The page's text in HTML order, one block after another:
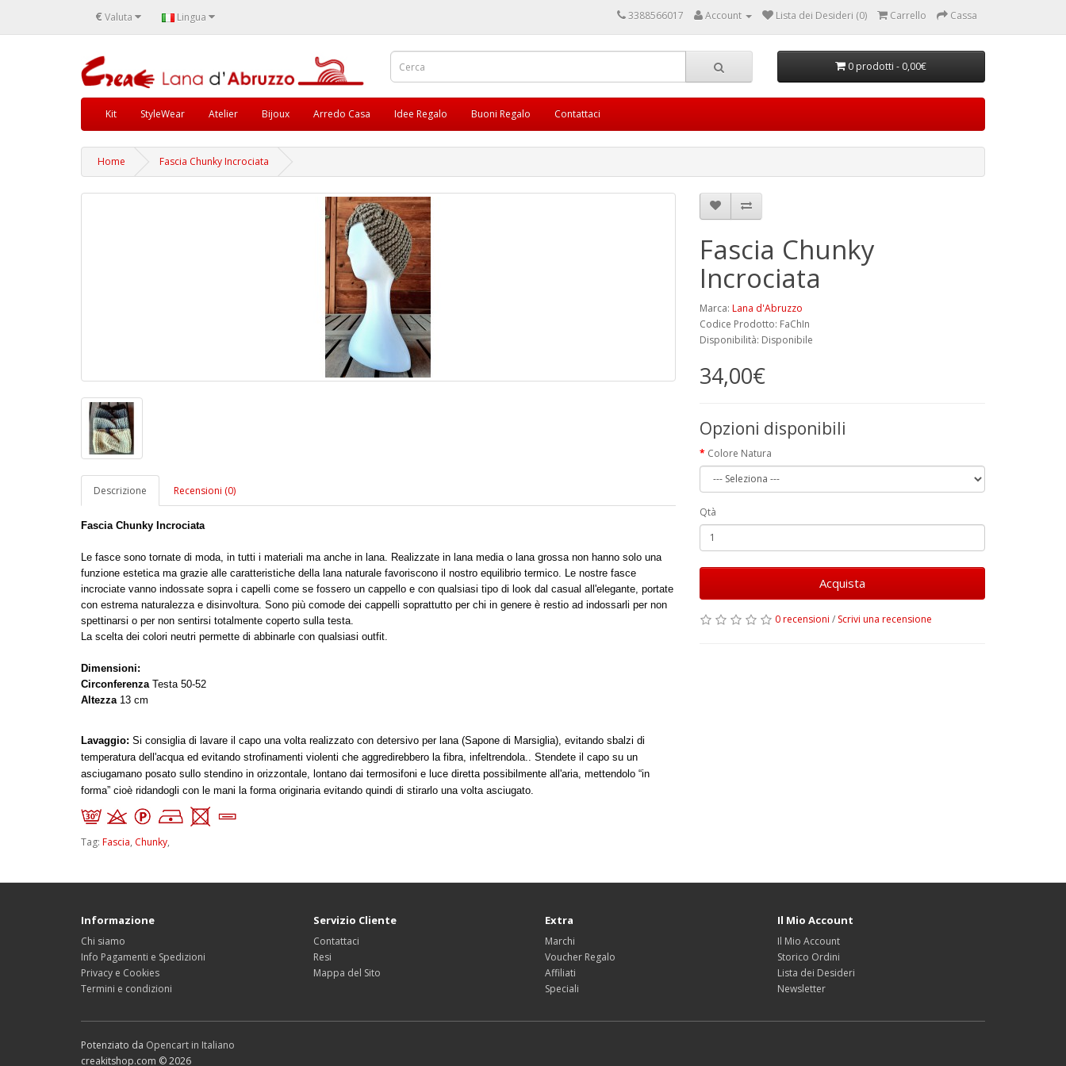
€ Valuta Lingua 3388566017 Account Lista dei Desideri (0) Carrello Cassa
0 prodotti - 0,00€
Kit StyleWear Atelier Bijoux Arredo Casa Idee Regalo Buoni Regalo Contattaci
Home Fascia Chunky Incrociata
Descrizione Recensioni (0)
Fascia Chunky Incrociata
Le fasce sono tornate di moda, in tutti i materiali ma anche in lana. Realizzate in lana media o lana grossa non hanno solo una
funzione estetica ma grazie alle caratteristiche della lana naturale favoriscono il nostro equilibrio termico. Le nostre fasce
incrociate vanno indossate sopra i capelli come se fossero un cappello e con qualsiasi tipo di look dal casual all'elegante, portate
con estrema naturalezza e disinvoltura. Sono più comode dei cappelli soprattutto per chi in genere è restio ad indossarli per non
spettinarsi o per non sentirsi totalmente coperto sulla testa.
La scelta dei colori neutri permette di abbinarle con qualsiasi outfit.
Dimensioni:
Circonferenza Testa 50-52
Altezza 13 cm
Lavaggio: Si consiglia di lavare il capo una volta realizzato con detersivo per lana (Sapone di Marsiglia), evitando sbalzi di
temperatura dell'acqua ed evitando strofinamenti violenti che aggredirebbero la fibra, infeltrendola.. Stendete il capo su un
asciugamano posato sullo stendino in orizzontale, lontano dai termosifoni e luce diretta possibilmente all'aria, mettendolo “in
forma” cioè ridandogli con le mani la forma originaria evitando quindi di stirarlo una volta asciugato.
Fascia Chunky
Incrociata
Marca: Lana d'Abruzzo
Codice Prodotto: FaChIn
Disponibilità: Disponibile
34,00€
Opzioni disponibili
Colore Natura
Qtà
Acquista
0 recensioni / Scrivi una recensione
Tag: Fascia, Chunky,
Informazione
Chi siamo
Info Pagamenti e Spedizioni
Privacy e Cookies
Termini e condizioni
Servizio Cliente
Contattaci
Resi
Mappa del Sito
Extra
Marchi
Voucher Regalo
Affiliati
Speciali
Il Mio Account
Il Mio Account
Storico Ordini
Lista dei Desideri
Newsletter
Potenziato da Opencart in Italiano
creakitshop.com © 2026